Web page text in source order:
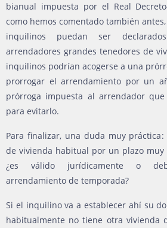
bianual impuesta por el Real
como hemos comentado también
inquilinos puedan ser
arrendadores grandes tenedores de
inquilinos podrían acogerse a una
prorrogar el arrendamiento por un
prórroga impuesta al arrendador
para evitarlo.
Para finalizar, una duda muy
de vivienda habitual por un plazo muy
¿es válido jurídicamente o
arrendamiento de temporada?
Si el inquilino va a establecer ahí su
habitualmente no tiene otra vivienda